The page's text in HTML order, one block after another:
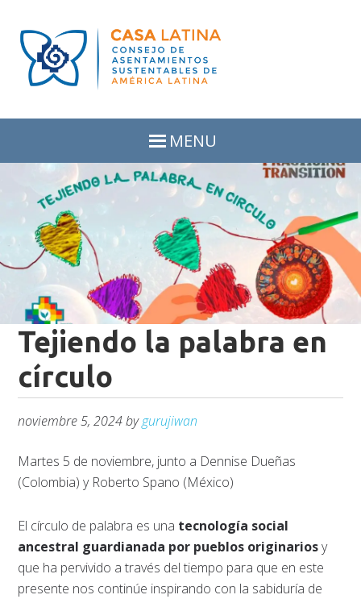
primary
navigation
main
content
MENU
Tejiendo la palabra en
círculo
noviembre 5, 2024bygurujiwan
Martes 5 de noviembre, junto a Dennise Dueñas
(Colombia) y Roberto Spano (México)
El círculo de palabra es una tecnología social
ancestral guardianada por pueblos originariosy
que ha pervivido a través del tiempo para que en este
presente nos continúe inspirando con la sabiduría de